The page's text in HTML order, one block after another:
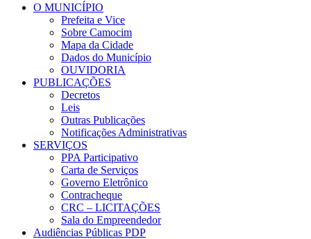
O MUNICÍPIO
Prefeita e Vice
Sobre Camocim
Mapa da Cidade
Dados do Município
OUVIDORIA
PUBLICAÇÕES
Decretos
Leis
Outras Publicações
Notificações Administrativas
SERVIÇOS
PPA Participativo
Carta de Serviços
Governo Eletrônico
Contracheque
CRC – LICITAÇÕES
Sala do Empreendedor
Audiências Públicas PDP